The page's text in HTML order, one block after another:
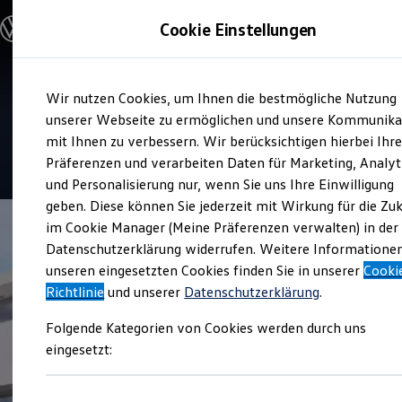
Hauptinhalt
springen
Footer
springen
Modelle & Konfigurator
Nutzfahrzeugkategorien entdecken
Modelle konfigurieren
Vorgängermodelle und Oldtimer
Vorgängermodelle
Oldtimer
Bulli Historie
Branchenlösungen & Gewerbekunden
Umbaulösungen und Hersteller finden
Auf- und Umbauten entdecken & konfigurieren
Groß- und Sonderkunden
Großkunden
Kommunen & Behörden
Journalisten
Sportvereine
Branchenlösungen
Gewerbliche Personenbeförderung
Service & mobile Werkstätten
Kühlfahrzeuge
Service
Autohaus Tumbrink
4.9| 49 Bewertungen
Cookie Einstellungen
Wir nutzen Cookies, um Ihnen die bestmögliche Nutzung
unserer Webseite zu ermöglichen und unsere
mit Ihnen zu verbessern. Wir berücksichtigen hierbei Ihre
Präferenzen und verarbeiten Daten für Marketing,
und Personalisierung nur, wenn Sie uns Ihre Einwilligung
geben. Diese können Sie jederzeit mit Wirkung für die
im Cookie Manager (Meine Präferenzen verwalten) in der
Datenschutzerklärung widerrufen. Weitere
unseren eingesetzten Cookies finden Sie in unserer
Richtlinie und unserer Datenschutzerklärung.
Folgende Kategorien von Cookies werden durch uns
eingesetzt: